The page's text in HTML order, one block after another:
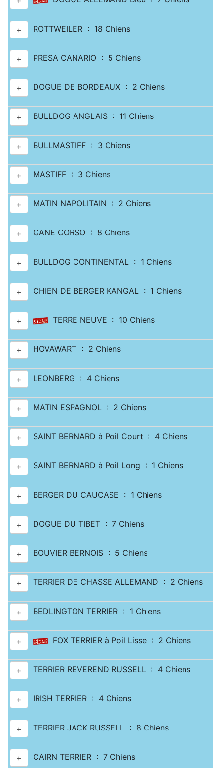
+ ROTTWEILER : 18 Chiens
+ PRESA CANARIO : 5 Chiens
+ DOGUE DE BORDEAUX : 2 Chiens
+ BULLDOG ANGLAIS : 11 Chiens
+ BULLMASTIFF : 3 Chiens
+ MASTIFF : 3 Chiens
+ MATIN NAPOLITAIN : 2 Chiens
+ CANE CORSO : 8 Chiens
+ BULLDOG CONTINENTAL : 1 Chiens
+ CHIEN DE BERGER KANGAL : 1 Chiens
+ TERRE NEUVE : 10 Chiens
+ HOVAWART : 2 Chiens
+ LEONBERG : 4 Chiens
+ MATIN ESPAGNOL : 2 Chiens
+ SAINT BERNARD à Poil Court : 4 Chiens
+ SAINT BERNARD à Poil Long : 1 Chiens
+ BERGER DU CAUCASE : 1 Chiens
+ DOGUE DU TIBET : 7 Chiens
+ BOUVIER BERNOIS : 5 Chiens
+ TERRIER DE CHASSE ALLEMAND : 2 Chiens
+ BEDLINGTON TERRIER : 1 Chiens
+ FOX TERRIER à Poil Lisse : 2 Chiens
+ TERRIER REVEREND RUSSELL : 4 Chiens
+ IRISH TERRIER : 4 Chiens
+ TERRIER JACK RUSSELL : 8 Chiens
+ CAIRN TERRIER : 7 Chiens